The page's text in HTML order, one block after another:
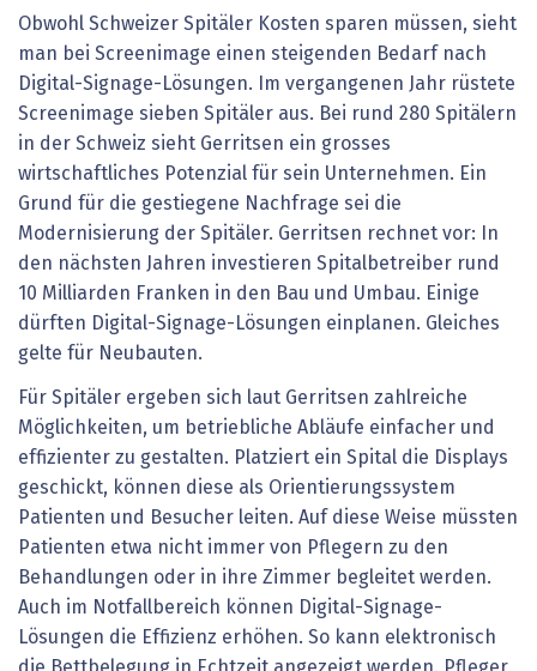
Obwohl Schweizer Spitäler Kosten sparen müssen, sieht
man bei Screenimage einen steigenden Bedarf nach
Digital-Signage-­Lösungen. Im vergangenen Jahr rüstete
Screenimage sieben Spitäler aus. Bei rund 280 Spitälern
in der Schweiz sieht Gerritsen ein grosses
wirtschaftliches Potenzial für sein Unternehmen. Ein
Grund für die gestiegene Nachfrage sei die
Modernisierung der Spitäler. Gerritsen rechnet vor: In
den nächsten Jahren investieren Spitalbetreiber rund
10 Milliarden Franken in den Bau und Umbau. Einige
dürften Digital-Signage-­Lösungen einplanen. Gleiches
gelte für Neubauten.
Für Spitäler ergeben sich laut Gerritsen zahlreiche
Möglichkeiten, um betriebliche Abläufe einfacher und
effizienter zu gestalten. Platziert ein Spital die Displays
geschickt, können diese als Orientierungssystem
Patienten und Besucher leiten. Auf diese Weise müssten
Patienten etwa nicht immer von Pflegern zu den
Behandlungen oder in ihre Zimmer begleitet werden.
Auch im Notfallbereich können Digital-Signage-
Lösungen die Effizienz erhöhen. So kann elektronisch